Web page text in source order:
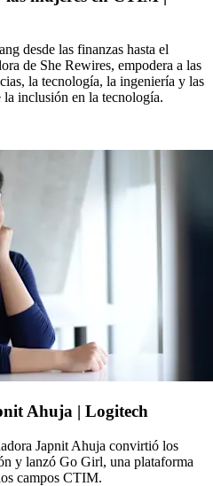
desde las finanzas hasta el
de She Rewires, empodera a las
la tecnología, la ingeniería y las
inclusión en la tecnología.
Ahuja | Logitech
Japnit Ahuja convirtió los
y lanzó Go Girl, una plataforma
campos CTIM.